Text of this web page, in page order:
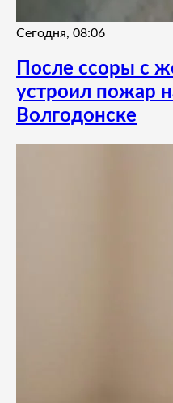
Сегодня, 08:06
После ссоры с
устроил пожар
Волгодонске